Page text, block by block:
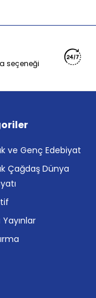
seçeneği
ve Genç Edebiyat
Çağdaş Dünya
Yayınlar